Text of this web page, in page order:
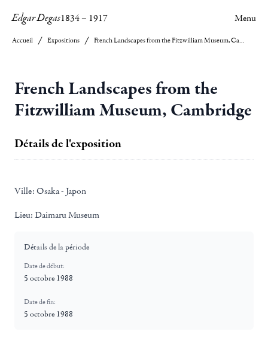
Edgar Degas1834– 1917 Menu
Accueil Expositions French Landscapes from the Fitzwilliam Museum, Cambridge
French Landscapes from the
Fitzwilliam Museum, Cambridge
Détails de l'exposition
Ville: Osaka - Japon
Lieu: Daimaru Museum
Détails de la période
Date de début:
5 octobre 1988
Date de fin:
5 octobre 1988